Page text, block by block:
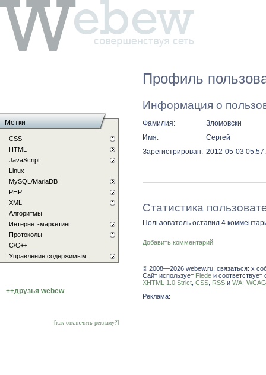
Профиль
Информация о
Фамилия:
Зломовски
Имя:
Сергей
Зарегистрирован: 2012-05-03
Статистика
Пользователь оставил 4
Добавить комментарий
© 2008—2026 webew.ru, связаться: x
Сайт использует Flede и соответствует
XHTML 1.0 Strict CSS RSS и WAI-
Реклама:
Метки
CSS
HTML
JavaScript
Linux
MySQL/MariaDB
PHP
XML
Алгоритмы
Интернет-маркетинг
Протоколы
С/C++
Управление содержимым
++друзья webew
[как отключить рекламу?]